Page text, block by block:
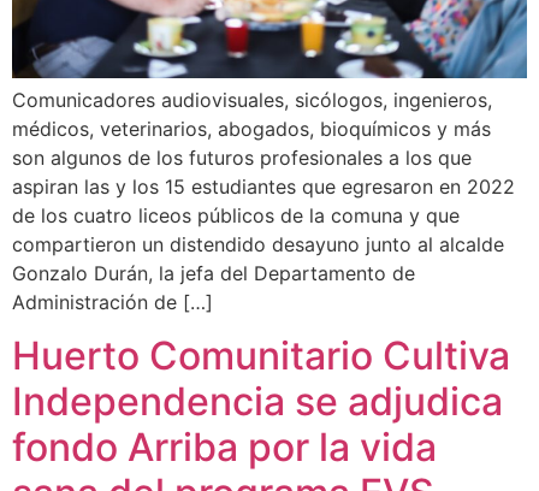
Comunicadores audiovisuales, sicólogos, ingenieros,
médicos, veterinarios, abogados, bioquímicos y más
son algunos de los futuros profesionales a los que
aspiran las y los 15 estudiantes que egresaron en 2022
de los cuatro liceos públicos de la comuna y que
compartieron un distendido desayuno junto al alcalde
Gonzalo Durán, la jefa del Departamento de
Administración de […]
Huerto Comunitario Cultiva
Independencia se adjudica
fondo Arriba por la vida